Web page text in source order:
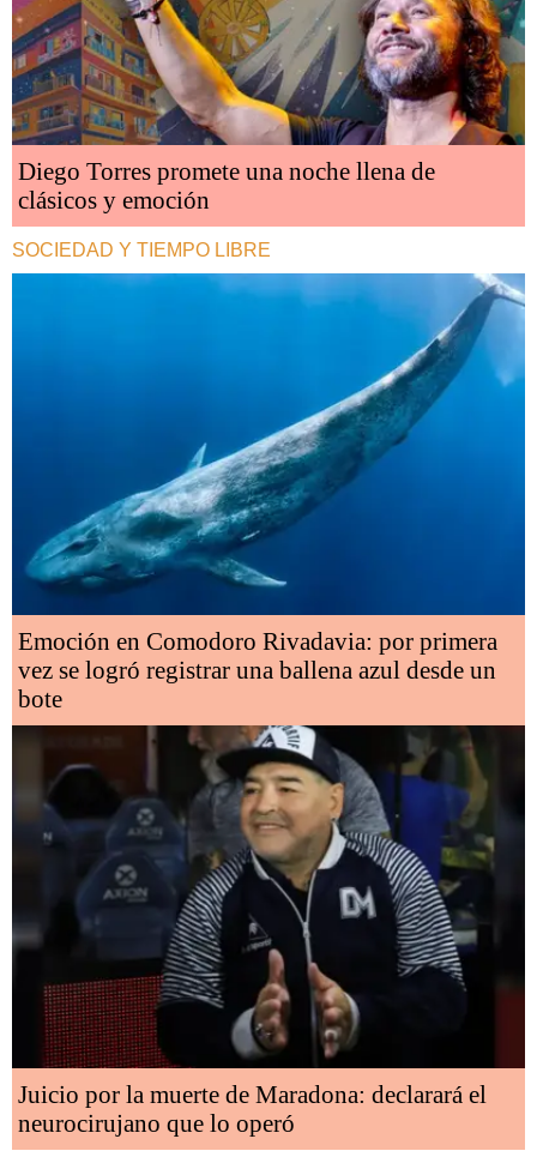
Diego Torres promete una noche llena de
clásicos y emoción
SOCIEDAD Y TIEMPO LIBRE
Emoción en Comodoro Rivadavia: por primera
vez se logró registrar una ballena azul desde un
bote
Juicio por la muerte de Maradona: declarará el
neurocirujano que lo operó